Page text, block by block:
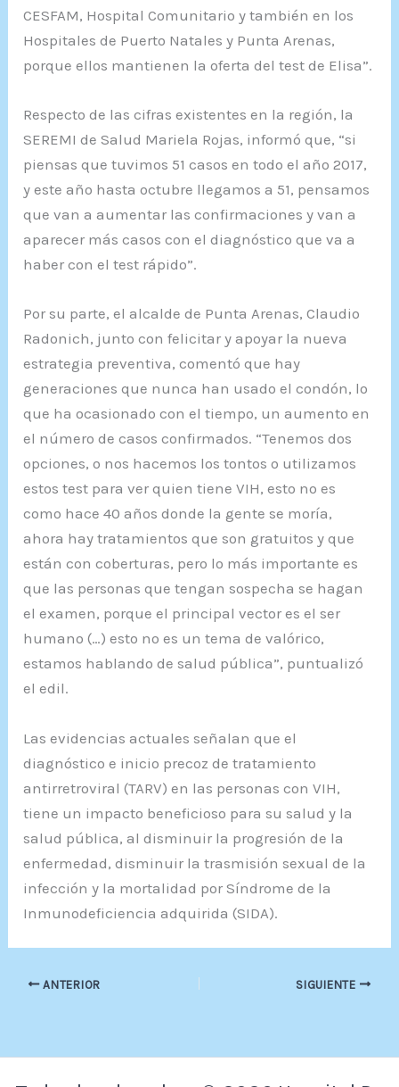
CESFAM, Hospital Comunitario y también en los
Hospitales de Puerto Natales y Punta Arenas,
porque ellos mantienen la oferta del test de Elisa”.
Respecto de las cifras existentes en la región, la
SEREMI de Salud Mariela Rojas, informó que, “si
piensas que tuvimos 51 casos en todo el año 2017,
y este año hasta octubre llegamos a 51, pensamos
que van a aumentar las confirmaciones y van a
aparecer más casos con el diagnóstico que va a
haber con el test rápido”.
Por su parte, el alcalde de Punta Arenas, Claudio
Radonich, junto con felicitar y apoyar la nueva
estrategia preventiva, comentó que hay
generaciones que nunca han usado el condón, lo
que ha ocasionado con el tiempo, un aumento en
el número de casos confirmados. “Tenemos dos
opciones, o nos hacemos los tontos o utilizamos
estos test para ver quien tiene VIH, esto no es
como hace 40 años donde la gente se moría,
ahora hay tratamientos que son gratuitos y que
están con coberturas, pero lo más importante es
que las personas que tengan sospecha se hagan
el examen, porque el principal vector es el ser
humano (…) esto no es un tema de valórico,
estamos hablando de salud pública”, puntualizó
el edil.
Las evidencias actuales señalan que el
diagnóstico e inicio precoz de tratamiento
antirretroviral (TARV) en las personas con VIH,
tiene un impacto beneficioso para su salud y la
salud pública, al disminuir la progresión de la
enfermedad, disminuir la trasmisión sexual de la
infección y la mortalidad por Síndrome de la
Inmunodeficiencia adquirida (SIDA).
ANTERIOR SIGUIENTE